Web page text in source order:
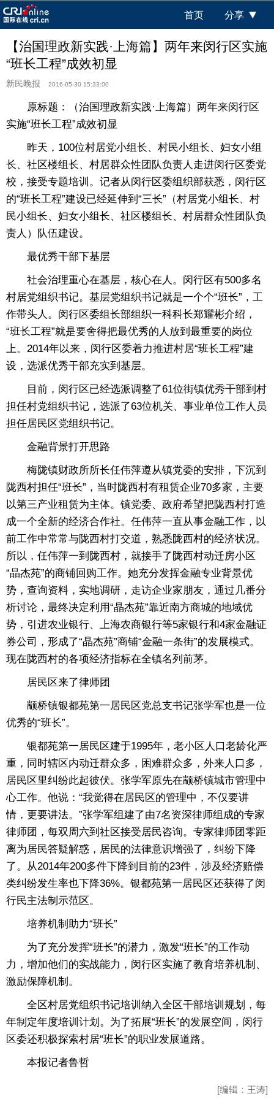
首页 分享
【治国理政新实践·上海篇】两年来闵行区实施
“班长工程”成效初显
新民晚报 2016-05-30 15:33:00
原标题：（治国理政新实践·上海篇）两年来闵行区
实施“班长工程”成效初显
昨天，100位村居党小组长、村民小组长、妇女小组
长、社区楼组长、村居群众性团队负责人走进闵行区委党
校，接受专题培训。记者从闵行区委组织部获悉，闵行区
的“班长工程”建设已经延伸到“三长”（村居党小组长、村
民小组长、妇女小组长、社区楼组长、村居群众性团队负
责人）队伍建设。
最优秀干部下基层
社会治理重心在基层，核心在人。闵行区有500多名
村居党组织书记。基层党组织书记就是一个个“班长”，工
作带头人。闵行区委组长部组织一科科长郑耀彬介绍，
“班长工程”就是要舍得把最优秀的人放到最重要的岗位
上。2014年以来，闵行区委着力推进村居“班长工程”建
设，选派优秀干部充实到基层。
目前，闵行区已经选派调整了61位街镇优秀干部到村
担任村党组织书记，选派了63位机关、事业单位工作人员
担任居民区党组织书记。
金融背景打开思路
梅陇镇财政所所长任伟萍遵从镇党委的安排，下沉到
陇西村担任“班长”，当时陇西村有租赁企业70多家，主要
以第三产业租赁为主体。镇党委、政府希望把陇西村打造
成一个全新的经济合作社。任伟萍一直从事金融工作，以
前工作中常常与陇西村打交道，熟悉陇西村的经济状况。
所以，任伟萍一到陇西村，就接手了陇西村动迁房小区
“晶杰苑”的商铺回购工作。她充分发挥金融专业背景优
势，查询资料，实地调研，走访企业家朋友，通过几番分
析讨论，最终决定利用“晶杰苑”靠近南方商城的地域优
势，引进农业银行、上海农商银行等5家银行和4家金融证
券公司，形成了“晶杰苑”商铺“金融一条街”的发展模式。
现在陇西村的各项经济指标在全镇名列前茅。
居民区来了律师团
颛桥镇银都苑第一居民区党总支书记张学军也是一位
优秀的“班长”。
银都苑第一居民区建于1995年，老小区人口老龄化严
重，同时辖区内动迁群众多，困难群众多，外来人口多，
居民区里纠纷此起彼伏。张学军原先在颛桥镇城市管理中
心工作。他说：“我觉得在居民区的管理中，不仅要讲
情，更要讲法。”张学军组建了由7名资深律师组成的专家
律师团，每双周六到社区接受居民咨询。专家律师团零距
离为居民答疑解惑，居民的法律意识增强了，纠纷下降
了。从2014年200多件下降到目前的23件，涉及经济赔偿
类纠纷发生率也下降36%。银都苑第一居民区还获得了闵
行民主法制示范区。
培养机制助力“班长”
为了充分发挥“班长”的潜力，激发“班长”的工作动
力，增加他们的实战能力，闵行区实施了教育培养机制、
激励保障机制。
全区村居党组织书记培训纳入全区干部培训规划，每
年制定年度培训计划。为了拓展“班长”的发展空间，闵行
区委还积极探索村居“班长”的职业发展道路。
本报记者鲁哲
[编辑：王涛]